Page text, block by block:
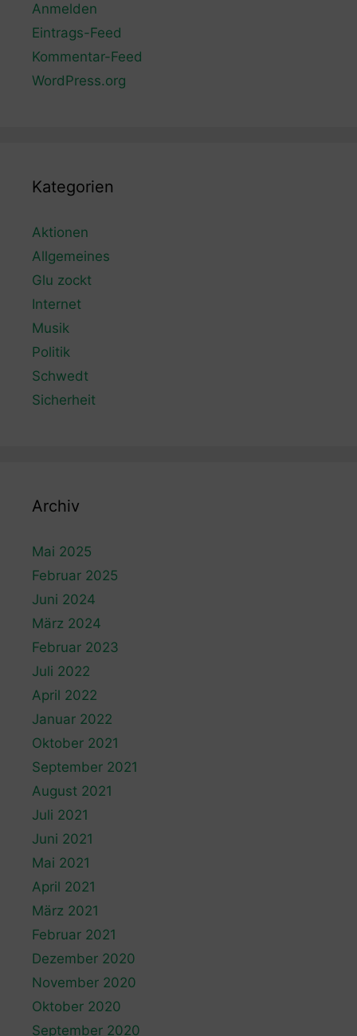
Anmelden
Eintrags-Feed
Kommentar-Feed
WordPress.org
Kategorien
Aktionen
Allgemeines
Glu zockt
Internet
Musik
Politik
Schwedt
Sicherheit
Archiv
Mai 2025
Februar 2025
Juni 2024
März 2024
Februar 2023
Juli 2022
April 2022
Januar 2022
Oktober 2021
September 2021
August 2021
Juli 2021
Juni 2021
Mai 2021
April 2021
März 2021
Februar 2021
Dezember 2020
November 2020
Oktober 2020
September 2020